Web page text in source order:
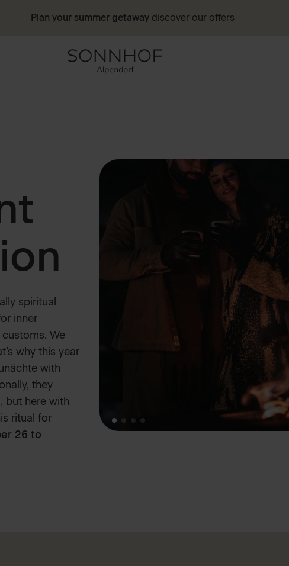
Plan your summer getaway discover our offers
spiritual
inner
We
why this year
with
they
but here with
ritual for
26 to